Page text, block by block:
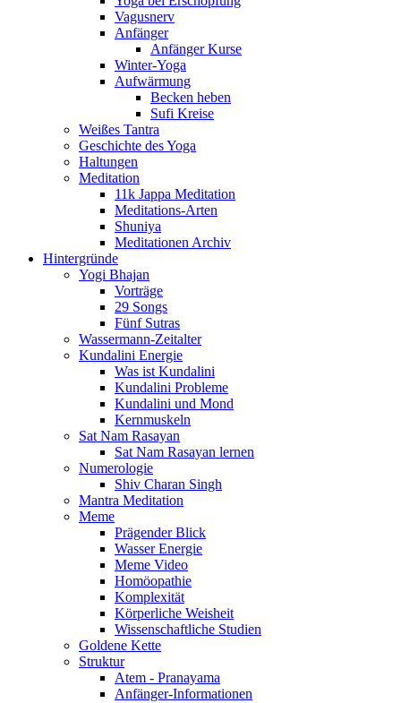
Vagusnerv
Anfänger
Anfänger Kurse
Winter-Yoga
Aufwärmung
Becken heben
Sufi Kreise
Weißes Tantra
Geschichte des Yoga
Haltungen
Meditation
11k Jappa Meditation
Meditations-Arten
Shuniya
Meditationen Archiv
Hintergründe
Yogi Bhajan
Vorträge
29 Songs
Fünf Sutras
Wassermann-Zeitalter
Kundalini Energie
Was ist Kundalini
Kundalini Probleme
Kundalini und Mond
Kernmuskeln
Sat Nam Rasayan
Sat Nam Rasayan lernen
Numerologie
Shiv Charan Singh
Mantra Meditation
Meme
Prägender Blick
Wasser Energie
Meme Video
Homöopathie
Komplexität
Körperliche Weisheit
Wissenschaftliche Studien
Goldene Kette
Struktur
Atem - Pranayama
Anfänger-Informationen